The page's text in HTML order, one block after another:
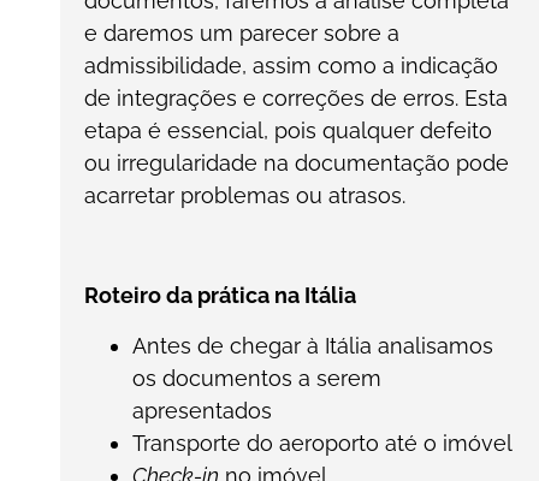
e daremos um parecer sobre a
admissibilidade, assim como a indicação
de integrações e correções de erros. Esta
etapa é essencial, pois qualquer defeito
ou irregularidade na documentação pode
acarretar problemas ou atrasos.
Roteiro da prática na Itália
Antes de chegar à Itália analisamos
os documentos a serem
apresentados
Transporte do aeroporto até o imóvel
Check-in no imóvel